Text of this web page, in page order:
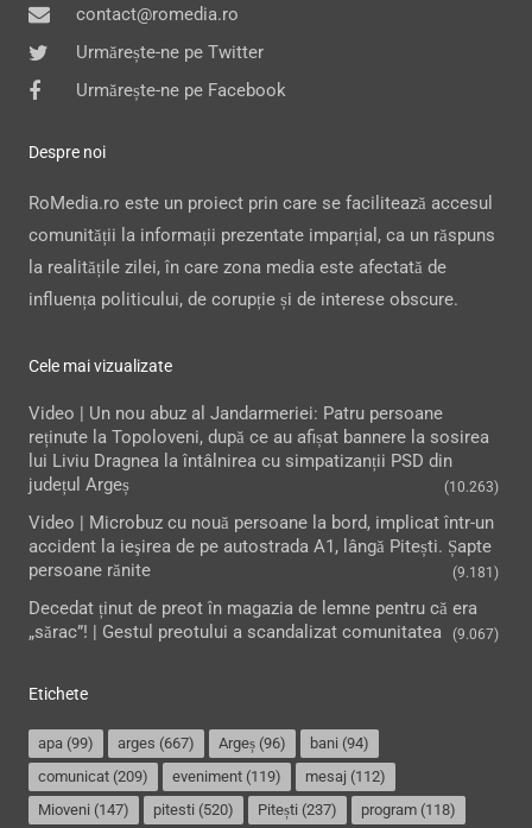
contact@romedia.ro
Urmărește-ne pe Twitter
Urmărește-ne pe Facebook
Despre noi
RoMedia.ro este un proiect prin care se facilitează accesul
comunității la informații prezentate imparțial, ca un răspuns
la realitățile zilei, în care zona media este afectată de
influența politicului, de corupție și de interese obscure.
Cele mai vizualizate
Video | Un nou abuz al Jandarmeriei: Patru persoane
reținute la Topoloveni, după ce au afișat bannere la sosirea
lui Liviu Dragnea la întâlnirea cu simpatizanții PSD din
județul Argeș
(10.263)
Video | Microbuz cu nouă persoane la bord, implicat într-un
accident la ieşirea de pe autostrada A1, lângă Pitești. Șapte
persoane rănite
(9.181)
Decedat ținut de preot în magazia de lemne pentru că era
„sărac”! | Gestul preotului a scandalizat comunitatea
(9.067)
Etichete
apa (99) arges (667) Argeș (96) bani (94)
comunicat (209) eveniment (119) mesaj (112)
Mioveni (147) pitesti (520) Pitești (237) program (118)